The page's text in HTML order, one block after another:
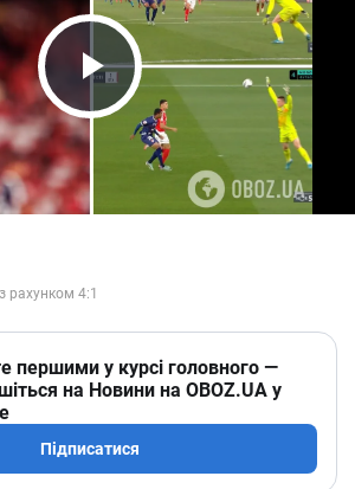
Play Video
першими у курсі головного —
на Новини на OBOZ.UA у
Підписатися